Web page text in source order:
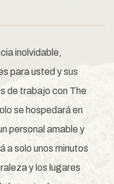
inolvidable,
para usted y sus
de trabajo con The
se hospedará en
personal amable y
a solo unos minutos
y los lugares